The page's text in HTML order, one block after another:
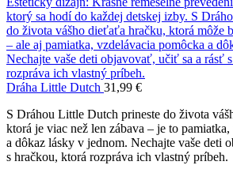
Dráha Little Dutch 31,99 €
S Dráhou Little Dutch prineste do života
ktorá je viac než len zábava – je to
a dôkaz lásky v jednom. Nechajte vaše deti
s hračkou, ktorá rozpráva ich vlastný príbeh.